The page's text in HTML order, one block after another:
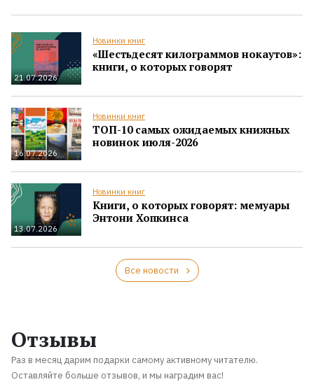
21.07.2026
Новинки книг
«Шестьдесят килограммов нокаутов»:
книги, о которых говорят
16.07.2026
Новинки книг
ТОП-10 самых ожидаемых книжных
новинок июля-2026
13.07.2026
Новинки книг
Книги, о которых говорят: мемуары
Энтони Хопкинса
Все новости
Отзывы
Раз в месяц дарим подарки самому активному читателю.
Оставляйте больше отзывов, и мы наградим вас!